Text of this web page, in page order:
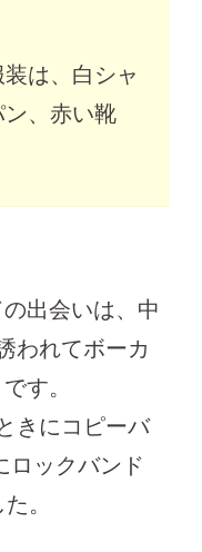
は、白シャ
、赤い靴
出会いは、中
われてボーカ
す。
きにコピーバ
ロックバンド
。